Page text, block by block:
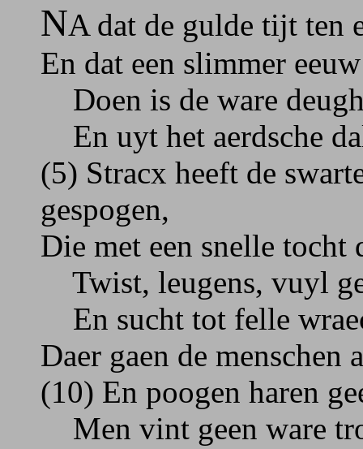
NA dat de gulde tijt ten
En dat een slimmer
Doen is de ware
En uyt het aerdsche
(5) Stracx heeft de
gespogen,
Die met een snelle
Twist, leugens, vuyl
En sucht tot felle
Daer gaen de menschen
(10) En poogen haren
Men vint geen ware